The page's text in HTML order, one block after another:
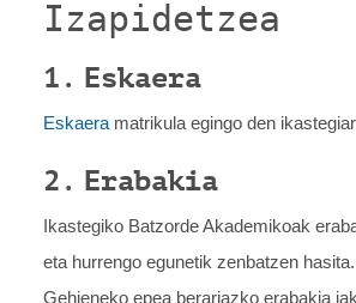
Izapidetzea
1. Eskaera
Eskaera matrikula egingo den
2. Erabakia
Ikastegiko Batzorde Akademikoak
eta hurrengo egunetik zenbatzen hasita.
Gehieneko epea berariazko erabakia